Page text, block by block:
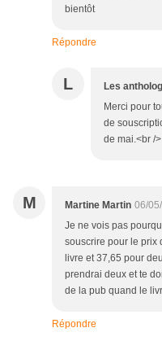
bientôt
Répondre
L Les
Merci pour
de
de mai.<br /
M Martine Martin 06/
Je ne vois pas
souscrire pour le prix
livre et 37,65 pour
prendrai deux et te
de la pub quand le
Répondre